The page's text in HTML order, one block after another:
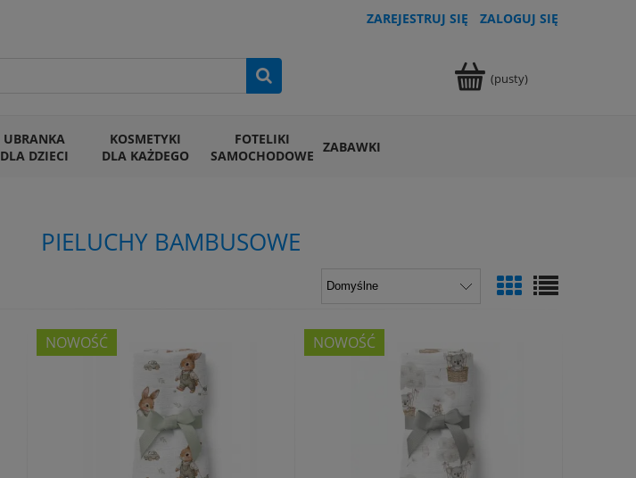
ZAREJESTRUJ SIĘ ZALOGUJ SIĘ
(pusty)
UBRANKA
DLA DZIECI
KOSMETYKI
DLA KAŻDEGO
FOTELIKI
SAMOCHODOWE ZABAWKI
PIELUCHY BAMBUSOWE
NOWOŚĆ NOWOŚĆ